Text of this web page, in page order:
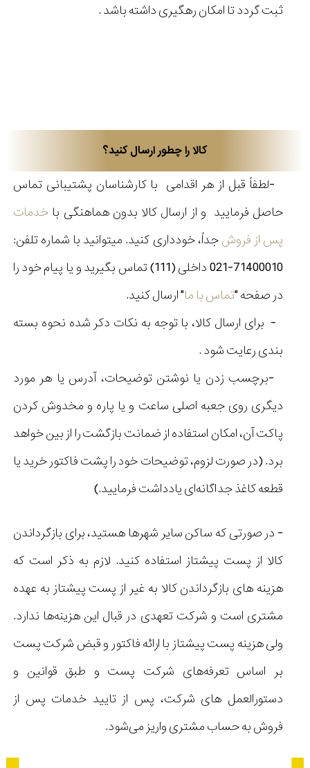
ثبت گردد تا امکان رهگیری داشته باشد .
کالا را چطور ارسال کنید؟
-لطفاً قبل از هر اقدامی با کارشناسان پشتیبانی تماس
حاصل فرمایید و از ارسال کالا بدون هماهنگی باخدمات
پس از فروشجداً، خودداری کنید. میتوانید با شماره تلفن:
71400010-021 داخلی (111) تماس بگیرید و یا پیام خود را
در صفحه
"تماس با ما" ارسال کنید.
- برای ارسال کالا، با توجه به نکات دکر شده نحوه بسته
بندی رعایت شود.
-برچسب زدن یا نوشتن توضیحات، آدرس یا هر مورد
دیگری روی جعبه اصلی ساعت و یا پاره و مخدوش کردن
پاکت آن، امکان استفاده از ضمانت بازگشت را از بین خواهد
برد. (در صورت لزوم، توضیحات خود را پشت فاکتور خرید یا
قطعه کاغذ جداگانه‌ای یادداشت فرمایید.)
- در صورتی که ساکن سایر شهرها هستید، برای بازگرداندن
کالا از پست پیشتاز استفاده کنید. لازم به ذکر است که
هزینه های بازگرداندن کالا به غیر از پست پیشتاز به عهده
مشتری است و شرکت تعهدی در قبال این هزینه‌ها ندارد.
ولی هزینه پست پیشتاز با ارائه فاکتور و قبض شرکت پست
بر اساس تعرفه‌های شرکت پست و طبق قوانین و
دستورالعمل های شرکت، پس از تایید خدمات پس از
فروش به حساب مشتری واریز می‌شود.